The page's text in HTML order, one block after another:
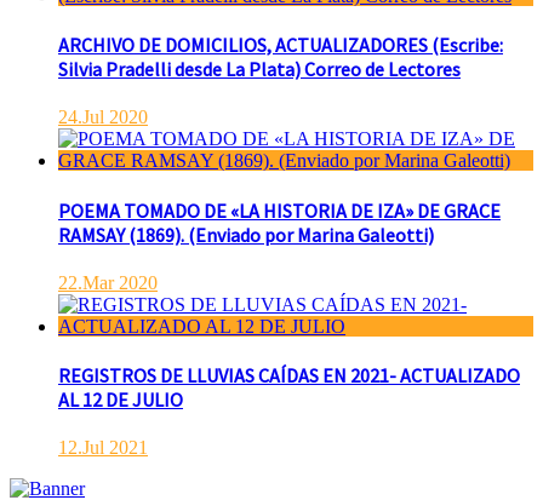
ARCHIVO DE DOMICILIOS, ACTUALIZADORES (Escribe:
Silvia Pradelli desde La Plata) Correo de Lectores
24.Jul 2020
POEMA TOMADO DE «LA HISTORIA DE IZA» DE GRACE
RAMSAY (1869). (Enviado por Marina Galeotti)
22.Mar 2020
REGISTROS DE LLUVIAS CAÍDAS EN 2021- ACTUALIZADO
AL 12 DE JULIO
12.Jul 2021